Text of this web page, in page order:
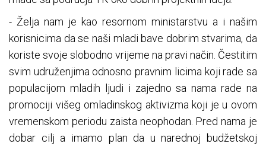
- Želja nam je kao resornom ministarstvu a i našim
korisnicima da se naši mladi bave dobrim stvarima, da
koriste svoje slobodno vrijeme na pravi način. Čestitim
svim udruženjima odnosno pravnim licima koji rade sa
populacijom mladih ljudi i zajedno sa nama rade na
promociji višeg omladinskog aktivizma koji je u ovom
vremenskom periodu zaista neophodan. Pred nama je
dobar cilj a imamo plan da u narednoj budžetskoj